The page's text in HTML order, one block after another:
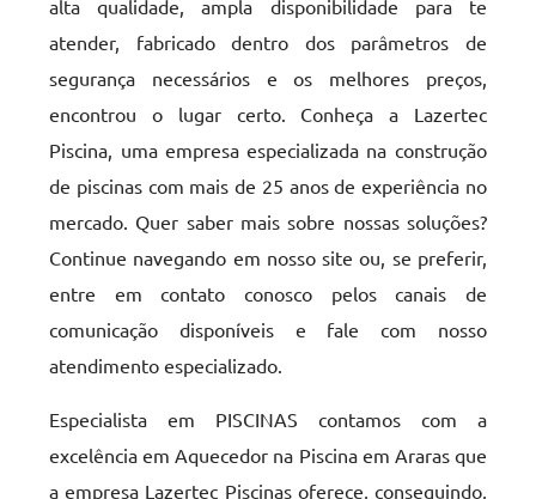
alta qualidade, ampla disponibilidade para te
atender, fabricado dentro dos parâmetros de
segurança necessários e os melhores preços,
encontrou o lugar certo. Conheça a Lazertec
Piscina, uma empresa especializada na construção
de piscinas com mais de 25 anos de experiência no
mercado. Quer saber mais sobre nossas soluções?
Continue navegando em nosso site ou, se preferir,
entre em contato conosco pelos canais de
comunicação disponíveis e fale com nosso
atendimento especializado.
Especialista em PISCINAS contamos com a
excelência em Aquecedor na Piscina em Araras que
a empresa Lazertec Piscinas oferece, conseguindo,